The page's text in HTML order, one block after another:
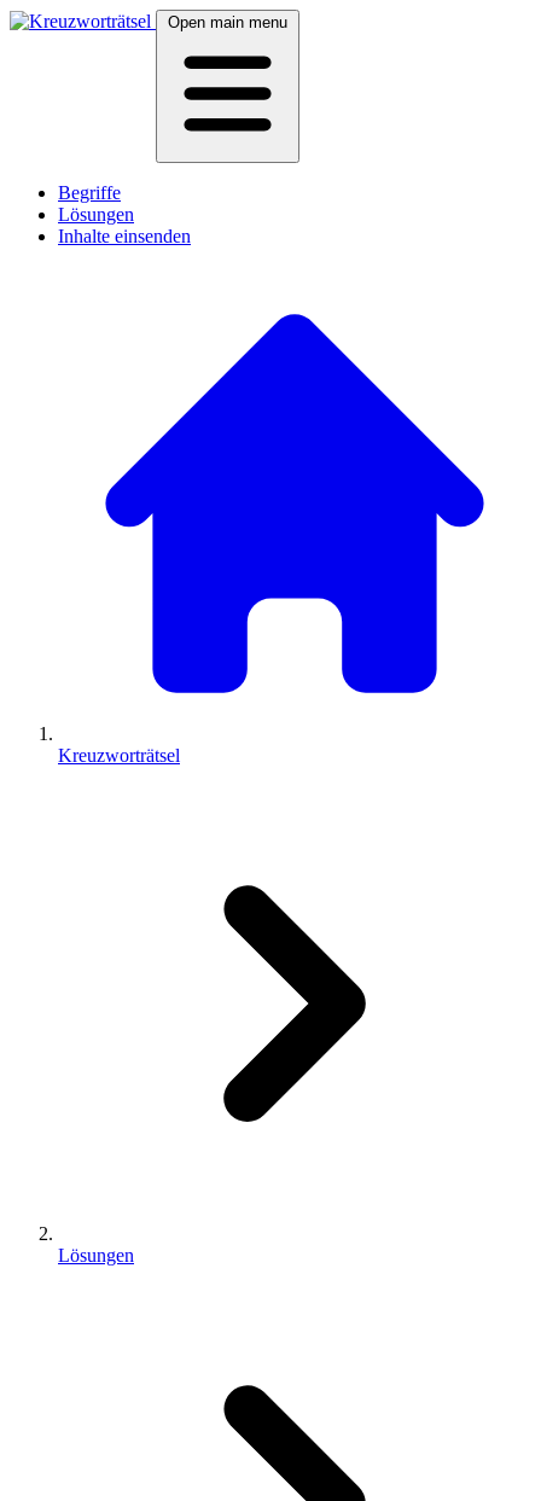
Open main menu
Begriffe
Lösungen
Inhalte einsenden
Kreuzworträtsel
Lösungen